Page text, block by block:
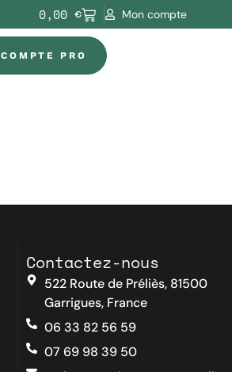
0,00 € Mon compte
COMPTE PRO
Contactez-nous
522 Route de Préliès, 81500
Garrigues, France
06 33 82 56 59
07 69 98 39 50